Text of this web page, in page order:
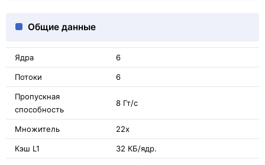
Общие данные
Ядра 6
Потоки 6
Пропускная
способность
8 Гт/с
Множитель 22x
Кэш L1 32 КБ/ядр.